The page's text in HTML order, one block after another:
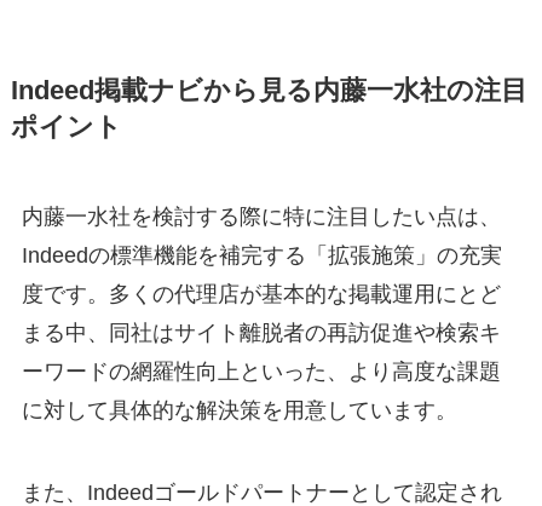
Indeed掲載ナビから見る内藤一水社の注目
ポイント
内藤一水社を検討する際に特に注目したい点は、
Indeedの標準機能を補完する「拡張施策」の充実
度です。多くの代理店が基本的な掲載運用にとど
まる中、同社はサイト離脱者の再訪促進や検索キ
ーワードの網羅性向上といった、より高度な課題
に対して具体的な解決策を用意しています。
また、Indeedゴールドパートナーとして認定され